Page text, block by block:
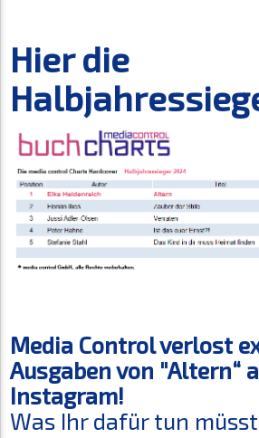
Hier die
Media Control verlost
Ausgaben von "Altern“
Instagram!
Was Ihr dafür tun